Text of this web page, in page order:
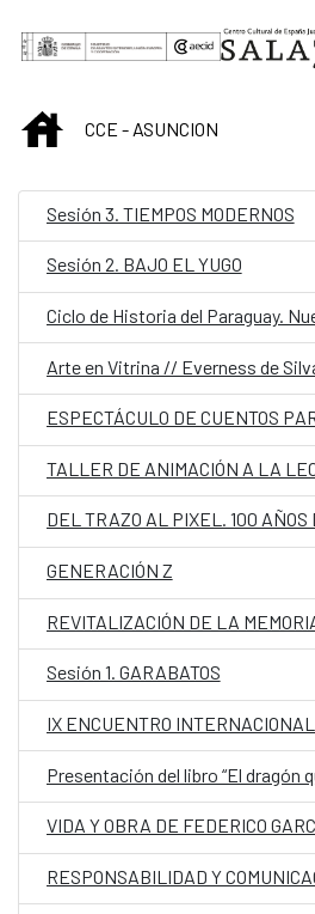
Saltar al contenido principal
INICIOCCE - ASUNCION
Sesión 3. TIEMPOS MODERNOS
Sesión 2. BAJO EL YUGO
Arte en Vitrina // Everness de
GENERACIÓN Z
Sesión 1. GARABATOS
IX ENCUENTRO
VIDA Y OBRA DE FEDERICO
RESPONSABILIDAD Y